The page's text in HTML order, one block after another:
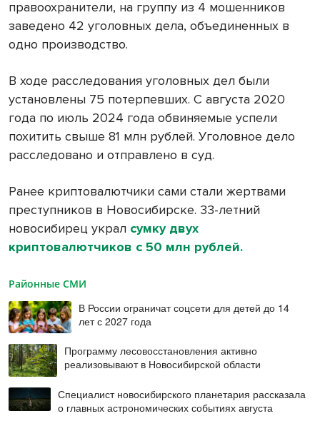
правоохранители, на группу из 4 мошенников
заведено 42 уголовных дела, объединенных в
одно производство.
В ходе расследования уголовных дел были
установлены 75 потерпевших. С августа 2020
года по июль 2024 года обвиняемые успели
похитить свыше 81 млн рублей. Уголовное дело
расследовано и отправлено в суд.
Ранее криптовалютчики сами стали жертвами
преступников в Новосибирске. 33-летний
новосибирец украл сумку двух
криптовалютчиков с 50 млн рублей.
Районные СМИ
В России ограничат соцсети для детей до 14
лет с 2027 года
Программу лесовосстановления активно
реализовывают в Новосибирской области
Специалист новосибирского планетария рассказала
о главных астрономических событиях августа